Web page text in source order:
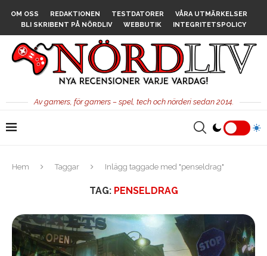
OM OSS REDAKTIONEN TESTDATORER
VÅRA UTMÄRKELSER
BLI SKRIBENT PÅ NÖRDLIV
WEBBUTIK INTEGRITETSPOLICY
Av gamers, för gamers – spel, tech och nörderi sedan 2014.
Hem Taggar Inlägg taggade med "penseldrag"
TAG: PENSELDRAG